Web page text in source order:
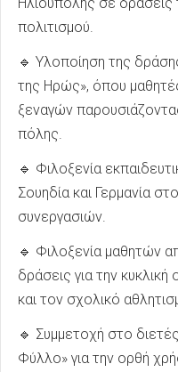
πολιτισμού.
🔹 Υλοποίηση της
της Ηρώς», όπου
ξεναγών
πόλης.
🔹 Φιλοξενία
Σουηδία και Γερμανία
συνεργασιών.
🔹 Φιλοξενία μαθητών
δράσεις για την κυκλική
και τον σχολικό
🔹 Συμμετοχή στο
Φύλλο» για την ορθή